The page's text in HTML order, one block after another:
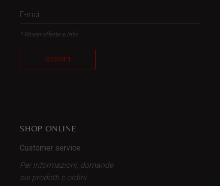
* Ricevi offerte e info
ISCRIVITI
SHOP ONLINE
Customer service
Per informazioni, domande
sui prodotti e ordini: